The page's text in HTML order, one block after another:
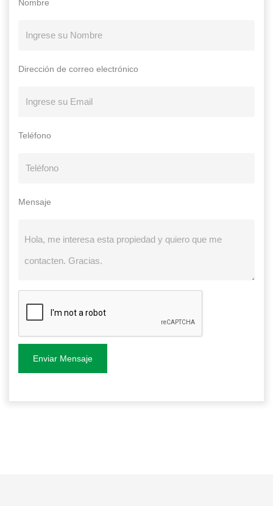
Nombre
Dirección de correo electrónico
Teléfono
Mensaje
Enviar Mensaje